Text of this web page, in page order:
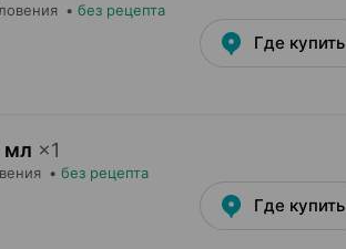
• без рецепта
Где купить
мл ×1
• без рецепта
Где купить